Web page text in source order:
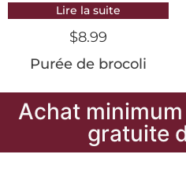
Purée de brocoli
$8.99
Lire la suite
Achat
gratuite